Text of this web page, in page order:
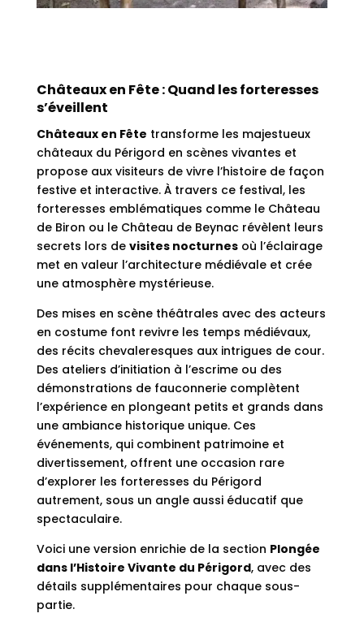
Châteaux en Fête : Quand les forteresses
s’éveillent
Châteaux en Fête transforme les majestueux
châteaux du Périgord en scènes vivantes et
propose aux visiteurs de vivre l’histoire de façon
festive et interactive. À travers ce festival, les
forteresses emblématiques comme le Château
de Biron ou le Château de Beynac révèlent leurs
secrets lors de visites nocturnesoù l’éclairage
met en valeur l’architecture médiévale et crée
une atmosphère mystérieuse.
Des mises en scène théâtrales avec des acteurs
en costume font revivre les temps médiévaux,
des récits chevaleresques aux intrigues de cour.
Des ateliers d’initiation à l’escrime ou des
démonstrations de fauconnerie complètent
l’expérience en plongeant petits et grands dans
une ambiance historique unique. Ces
événements, qui combinent patrimoine et
divertissement, offrent une occasion rare
d’explorer les forteresses du Périgord
autrement, sous un angle aussi éducatif que
spectaculaire.
Voici une version enrichie de la section Plongée
dans l’Histoire Vivante du Périgord, avec des
détails supplémentaires pour chaque sous-
partie.